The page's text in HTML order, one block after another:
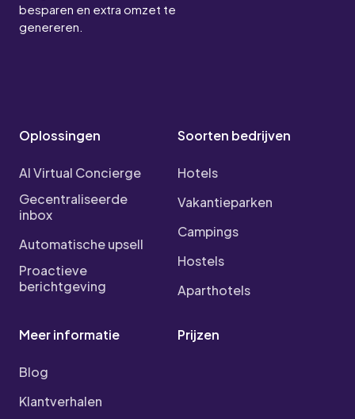
besparen en extra omzet te
genereren.
Oplossingen
AI Virtual Concierge
Gecentraliseerde
inbox
Automatische upsell
Proactieve
berichtgeving
Soorten bedrijven
Hotels
Vakantieparken
Campings
Hostels
Aparthotels
Meer informatie
Blog
Klantverhalen
Prijzen